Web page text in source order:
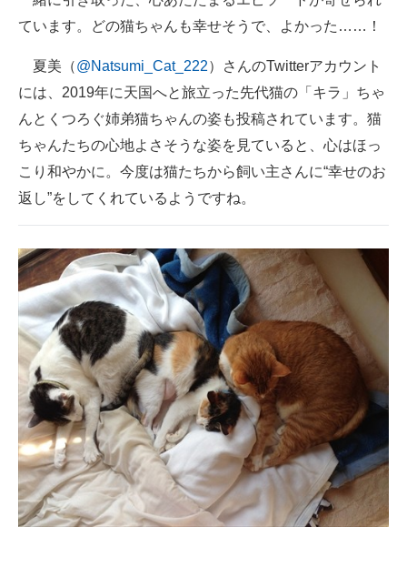
ています。どの猫ちゃんも幸せそうで、よかった……！
夏美（@Natsumi_Cat_222）さんのTwitterアカウント
には、2019年に天国へと旅立った先代猫の「キラ」ちゃ
んとくつろぐ姉弟猫ちゃんの姿も投稿されています。猫
ちゃんたちの心地よさそうな姿を見ていると、心はほっ
こり和やかに。今度は猫たちから飼い主さんに“幸せのお
返し”をしてくれているようですね。